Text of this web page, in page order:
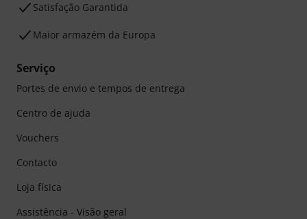
Satisfação Garantida
Maior armazém da Europa
Serviço
Portes de envio e tempos de entrega
Centro de ajuda
Vouchers
Contacto
Loja física
Assistência - Visão geral